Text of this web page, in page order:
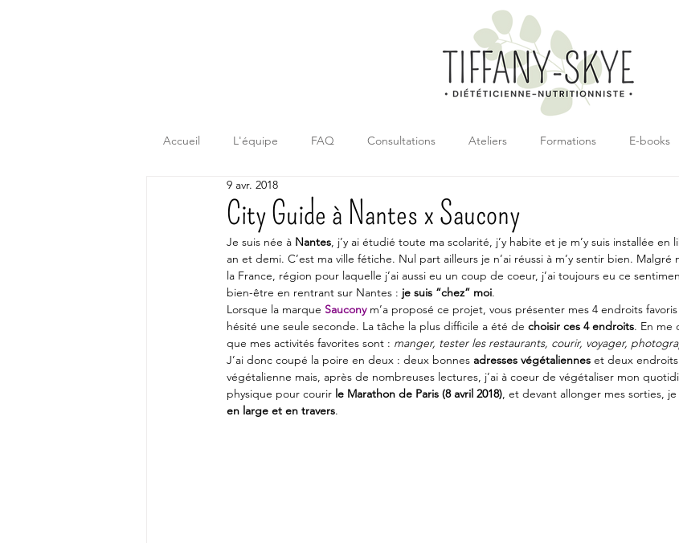
Accueil L'équipe FAQ Consultations Ateliers Formations E-books
City Guide à Nantes x Saucony
9 avr. 2018
Je suis née à Nantes, j’y ai étudié toute ma scolarité, j’y habite et je m’y suis installée en
an et demi. C’est ma ville fétiche. Nul part ailleurs je n’ai réussi à m’y sentir bien. Malgré
la France, région pour laquelle j’ai aussi eu un coup de coeur, j’ai toujours eu ce
bien-être en rentrant sur Nantes : je suis “chez” moi.
Lorsque la marque Saucony m’a proposé ce projet, vous présenter mes 4 endroits
hésité une seule seconde. La tâche la plus difficile a été de choisir ces 4 endroits. En me
que mes activités favorites sont : manger, tester les restaurants, courir, voyager,
J’ai donc coupé la poire en deux : deux bonnes adresses végétaliennes et deux endroits
végétalienne mais, après de nombreuses lectures, j’ai à coeur de végétaliser mon
physique pour courir le Marathon de Paris (8 avril 2018), et devant allonger mes sorties,
en large et en travers.